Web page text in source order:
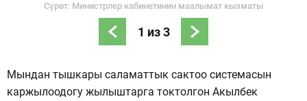
Сүрөт: Министрлер кабинетинин маалымат кызматы
1 из3
Мындан тышкары саламаттык сактоо системасын
каржылоодогу жылыштарга токтолгон Акылбек